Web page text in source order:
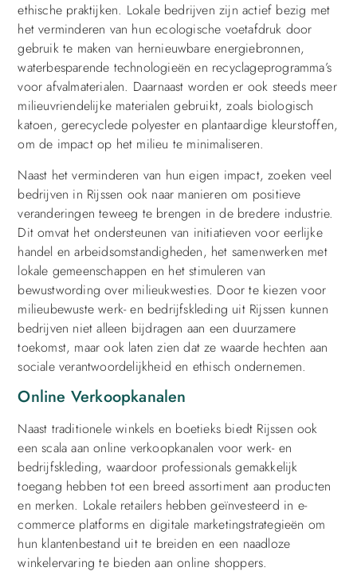
ethische praktijken. Lokale bedrijven zijn actief bezig met
het verminderen van hun ecologische voetafdruk door
gebruik te maken van hernieuwbare energiebronnen,
waterbesparende technologieën en recyclageprogramma’s
voor afvalmaterialen. Daarnaast worden er ook steeds meer
milieuvriendelijke materialen gebruikt, zoals biologisch
katoen, gerecyclede polyester en plantaardige kleurstoffen,
om de impact op het milieu te minimaliseren.
Naast het verminderen van hun eigen impact, zoeken veel
bedrijven in Rijssen ook naar manieren om positieve
veranderingen teweeg te brengen in de bredere industrie.
Dit omvat het ondersteunen van initiatieven voor eerlijke
handel en arbeidsomstandigheden, het samenwerken met
lokale gemeenschappen en het stimuleren van
bewustwording over milieukwesties. Door te kiezen voor
milieubewuste werk- en bedrijfskleding uit Rijssen kunnen
bedrijven niet alleen bijdragen aan een duurzamere
toekomst, maar ook laten zien dat ze waarde hechten aan
sociale verantwoordelijkheid en ethisch ondernemen.
Online Verkoopkanalen
Naast traditionele winkels en boetieks biedt Rijssen ook
een scala aan online verkoopkanalen voor werk- en
bedrijfskleding, waardoor professionals gemakkelijk
toegang hebben tot een breed assortiment aan producten
en merken. Lokale retailers hebben geïnvesteerd in e-
commerce platforms en digitale marketingstrategieën om
hun klantenbestand uit te breiden en een naadloze
winkelervaring te bieden aan online shoppers.